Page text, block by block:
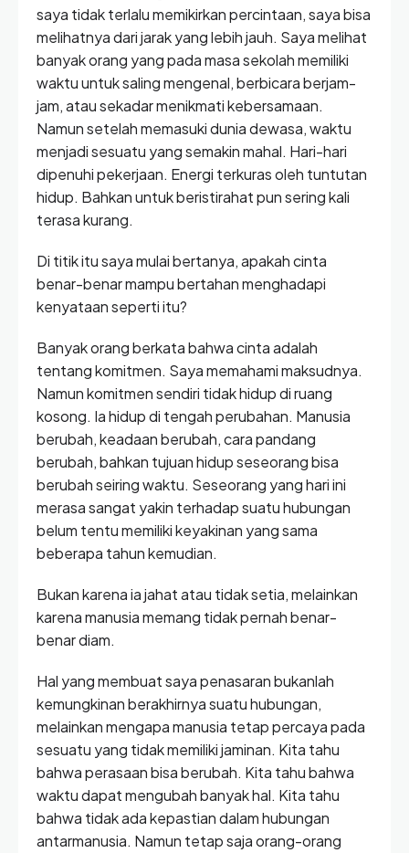
saya tidak terlalu memikirkan percintaan, saya bisa
melihatnya dari jarak yang lebih jauh. Saya melihat
banyak orang yang pada masa sekolah memiliki
waktu untuk saling mengenal, berbicara berjam-
jam, atau sekadar menikmati kebersamaan.
Namun setelah memasuki dunia dewasa, waktu
menjadi sesuatu yang semakin mahal. Hari-hari
dipenuhi pekerjaan. Energi terkuras oleh tuntutan
hidup. Bahkan untuk beristirahat pun sering kali
terasa kurang.
Di titik itu saya mulai bertanya, apakah cinta
benar-benar mampu bertahan menghadapi
kenyataan seperti itu?
Banyak orang berkata bahwa cinta adalah
tentang komitmen. Saya memahami maksudnya.
Namun komitmen sendiri tidak hidup di ruang
kosong. Ia hidup di tengah perubahan. Manusia
berubah, keadaan berubah, cara pandang
berubah, bahkan tujuan hidup seseorang bisa
berubah seiring waktu. Seseorang yang hari ini
merasa sangat yakin terhadap suatu hubungan
belum tentu memiliki keyakinan yang sama
beberapa tahun kemudian.
Bukan karena ia jahat atau tidak setia, melainkan
karena manusia memang tidak pernah benar-
benar diam.
Hal yang membuat saya penasaran bukanlah
kemungkinan berakhirnya suatu hubungan,
melainkan mengapa manusia tetap percaya pada
sesuatu yang tidak memiliki jaminan. Kita tahu
bahwa perasaan bisa berubah. Kita tahu bahwa
waktu dapat mengubah banyak hal. Kita tahu
bahwa tidak ada kepastian dalam hubungan
antarmanusia. Namun tetap saja orang-orang